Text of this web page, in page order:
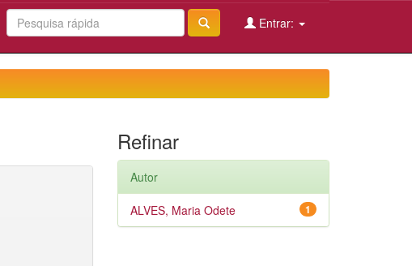
Entrar:
Refinar
Autor
1
ALVES, Maria Odete